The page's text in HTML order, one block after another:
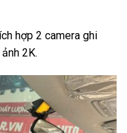
hợp 2 camera ghi
2K.